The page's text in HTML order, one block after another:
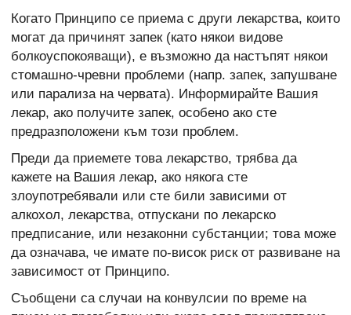
Когато Принципо се приема с други лекарства, които
могат да причинят запек (като някои видове
болкоуспокояващи), е възможно да настъпят някои
стомашно-чревни проблеми (напр. запек, запушване
или парализа на червата). Информирайте Вашия
лекар, ако получите запек, особено ако сте
предразположени към този проблем.
Преди да приемете това лекарство, трябва да
кажете на Вашия лекар, ако някога сте
злоупотребявали или сте били зависими от
алкохол, лекарства, отпускани по лекарско
предписание, или незаконни субстанции; това може
да означава, че имате по-висок риск от развиване на
зависимост от Принципо.
Съобщени са случаи на конвулсии по време на